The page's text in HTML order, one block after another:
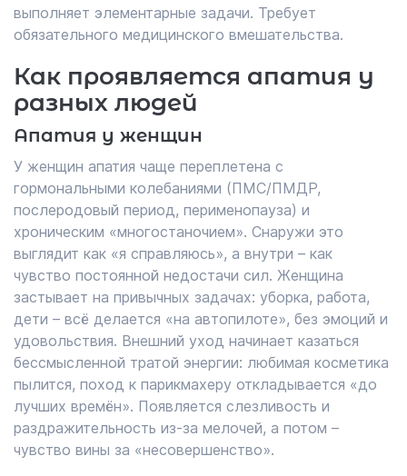
выполняет элементарные задачи. Требует
обязательного медицинского вмешательства.
Как проявляется апатия у
разных людей
Апатия у женщин
У женщин апатия чаще переплетена с
гормональными колебаниями (ПМС/ПМДР,
послеродовый период, перименопауза) и
хроническим «многостаночием». Снаружи это
выглядит как «я справляюсь», а внутри – как
чувство постоянной недостачи сил. Женщина
застывает на привычных задачах: уборка, работа,
дети – всё делается «на автопилоте», без эмоций и
удовольствия. Внешний уход начинает казаться
бессмысленной тратой энергии: любимая косметика
пылится, поход к парикмахеру откладывается «до
лучших времён». Появляется слезливость и
раздражительность из-за мелочей, а потом –
чувство вины за «несовершенство».